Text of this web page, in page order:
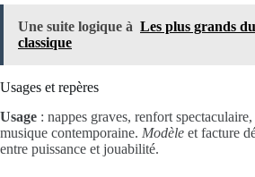
Une suite logique à Les plus grands
classique
Usages et repères
Usage : nappes graves, renfort
musique contemporaine. Modèle et facture
entre puissance et jouabilité.